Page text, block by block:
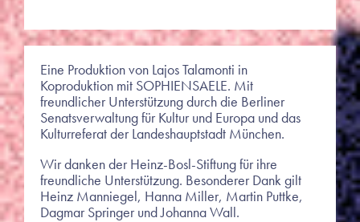
Eine Produktion von Lajos Talamonti in
Koproduktion mit SOPHIENSAELE. Mit
freundlicher Unterstützung durch die Berliner
Senatsverwaltung für Kultur und Europa und das
Kulturreferat der Landeshauptstadt München.
Wir danken der Heinz-Bosl-Stiftung für ihre
freundliche Unterstützung. Besonderer Dank gilt
Heinz Manniegel, Hanna Miller, Martin Puttke,
Dagmar Springer und Johanna Wall.